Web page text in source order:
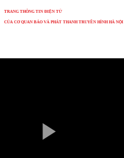
TRANG THÔNG TIN ĐIỆN TỬ
CỦA CƠ QUAN BÁO VÀ PHÁT THANH TRUYỀN HÌNH HÀ NỘI